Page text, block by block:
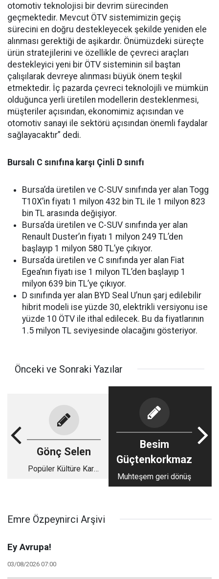
otomotiv teknolojisi bir devrim sürecinden
geçmektedir. Mevcut ÖTV sistemimizin geçiş
sürecini en doğru destekleyecek şekilde yeniden ele
alınması gerektiği de aşikardır. Önümüzdeki süreçte
ürün stratejilerini ve özellikle de çevreci araçları
destekleyici yeni bir ÖTV sisteminin sil baştan
çalışılarak devreye alınması büyük önem teşkil
etmektedir. İç pazarda çevreci teknolojili ve mümkün
olduğunca yerli üretilen modellerin desteklenmesi,
müşteriler açısından, ekonomimiz açısından ve
otomotiv sanayi ile sektörü açısından önemli faydalar
sağlayacaktır” dedi.
Bursalı C sınıfına karşı Çinli D sınıfı
Bursa’da üretilen ve C-SUV sınıfında yer alan Togg
T10X’in fiyatı 1 milyon 432 bin TL ile 1 milyon 823
bin TL arasında değişiyor.
Bursa’da üretilen ve C-SUV sınıfında yer alan
Renault Duster’ın fiyatı 1 milyon 249 TL’den
başlayıp 1 milyon 580 TL’ye çıkıyor.
Bursa’da üretilen ve C sınıfında yer alan Fiat
Egea’nın fiyatı ise 1 milyon TL’den başlayıp 1
milyon 639 bin TL’ye çıkıyor.
D sınıfında yer alan BYD Seal U’nun şarj edilebilir
hibrit modeli ise yüzde 30, elektrikli versiyonu ise
yüzde 10 ÖTV ile ithal edilecek. Bu da fiyatlarının
1.5 milyon TL seviyesinde olacağını gösteriyor.
Önceki ve Sonraki Yazılar
Gönç Selen
Popüler Kültüre Karşı
Besim
Güçtenkorkmaz
Muhteşem geri dönüş
Emre Özpeynirci Arşivi
Ey Avrupa!
03/08/2026 07:00